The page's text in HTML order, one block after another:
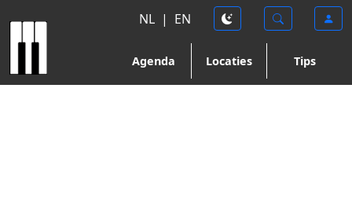
NL | EN
Agenda Locaties Tips